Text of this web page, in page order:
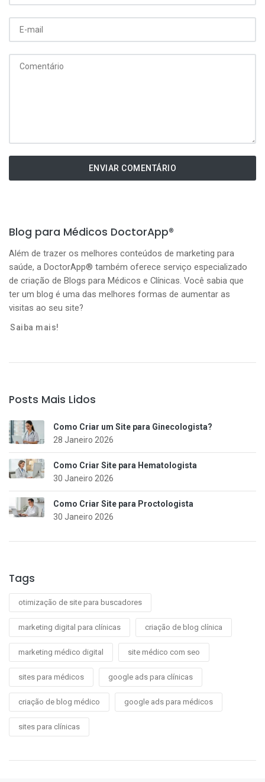
Blog para Médicos DoctorApp®
Além de trazer os melhores conteúdos de marketing para
saúde, a DoctorApp® também oferece serviço especializado
de criação de Blogs para Médicos e Clínicas. Você sabia que
ter um blog é uma das melhores formas de aumentar as
visitas ao seu site?
Saiba mais!
Posts Mais Lidos
Como Criar um Site para Ginecologista?
28 Janeiro 2026
Como Criar Site para Hematologista
30 Janeiro 2026
Como Criar Site para Proctologista
30 Janeiro 2026
Tags
otimização de site para buscadores
marketing digital para clínicas criação de blog clínica
marketing médico digital site médico com seo
sites para médicos google ads para clínicas
criação de blog médico google ads para médicos
sites para clínicas
ENVIAR COMENTÁRIO